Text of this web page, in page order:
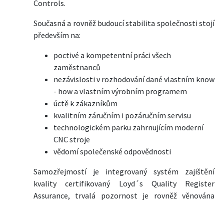
Controls.
Současná a rovněž budoucí stabilita společnosti stojí
především na:
poctivé a kompetentní práci všech
zaměstnanců
nezávislosti v rozhodování dané vlastním know
- how a vlastním výrobním programem
úctě k zákazníkům
kvalitním záručním i pozáručním servisu
technologickém parku zahrnujícím moderní
CNC stroje
vědomí společenské odpovědnosti
Samozřejmostí je integrovaný systém zajištění
kvality certifikovaný Loyd´s Quality Register
Assurance, trvalá pozornost je rovněž věnována